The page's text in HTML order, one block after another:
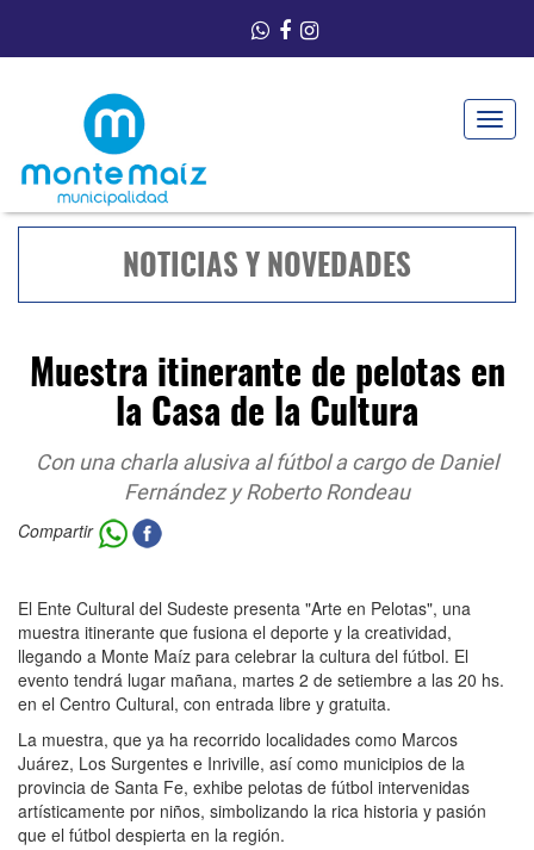
Toggle
NOTICIAS Y NOVEDADES
Muestra itinerante de pelotas en
la Casa de la Cultura
Con una charla alusiva al fútbol a cargo de Daniel
Fernández y Roberto Rondeau
Compartir
El Ente Cultural del Sudeste presenta "Arte en Pelotas", una
muestra itinerante que fusiona el deporte y la creatividad,
llegando a Monte Maíz para celebrar la cultura del fútbol. El
evento tendrá lugar mañana, martes 2 de setiembre a las 20 hs.
en el Centro Cultural, con entrada libre y gratuita.
La muestra, que ya ha recorrido localidades como Marcos
Juárez, Los Surgentes e Inriville, así como municipios de la
provincia de Santa Fe, exhibe pelotas de fútbol intervenidas
artísticamente por niños, simbolizando la rica historia y pasión
que el fútbol despierta en la región.